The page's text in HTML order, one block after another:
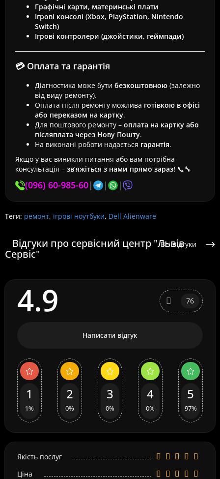
Графічні карти, материнські плати
Ігрові консолі (Xbox, PlayStation, Nintendo
Switch)
Ігрові контролери (джойстики, геймпади)
💳 Оплата та гарантія
Діагностика може бути безкоштовною (залежно
від виду ремонту).
Оплата після ремонту можлива готівкою в офісі
або переказом на картку.
Для поштового ремонту – оплата на картку або
післяплата через Нову Пошту.
На виконані роботи надається гарантія.
Якщо у вас виникли питання або вам потрібна
консультація – зв’яжіться з нами прямо зараз! 📞🔧
(096) 60-985-60| | |
Теги: ремонт, ігрові ноутбуки, Dell Alienware
Відгуки про сервісний центр "Львів
Сервіс"
Всі відгуки
4.9 76
Написати відгук
1
1%
2
0%
3
0%
4
0%
5
97%
Якість послуг
Ціна